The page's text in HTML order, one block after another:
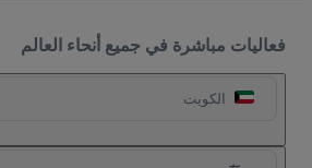
فعاليات مباشرة في جميع أنحاء العالم
الكويت